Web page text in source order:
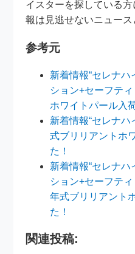
イスターを探している
報は見逃せないニュース
参考元
新着情報“セレナ
ション+セーフテ
ホワイトパール入
新着情報“セレナ
式ブリリアントホ
た！
新着情報“セレナ
ション+セーフテ
年式ブリリアント
た！
関連投稿: